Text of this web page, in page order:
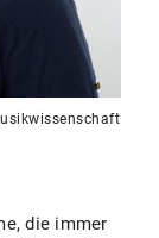
die immer